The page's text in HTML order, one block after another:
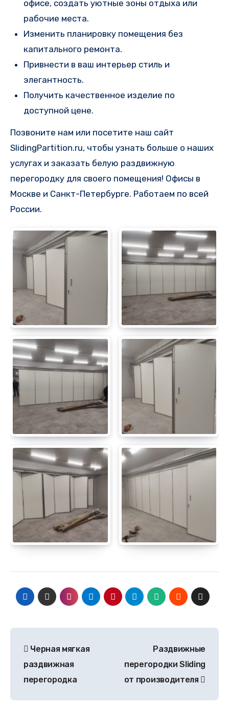
офисе, создать уютные зоны отдыха или
рабочие места.
Изменить планировку помещения без
капитального ремонта.
Привнести в ваш интерьер стиль и
элегантность.
Получить качественное изделие по
доступной цене.
Позвоните нам или посетите наш сайт
SlidingPartition.ru, чтобы узнать больше о наших
услугах и заказать белую раздвижную
перегородку для своего помещения! Офисы в
Москве и Санкт-Петербурге. Работаем по всей
России.
Черная мягкая
раздвижная
перегородка
Раздвижные
перегородки Sliding
от производителя